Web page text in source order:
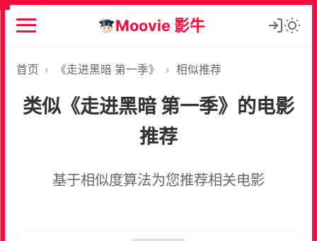
Moovie 影牛
首页 › 《走进黑暗 第一季》 › 相似推荐
类似《走进黑暗 第一季》的电影
推荐
基于相似度算法为您推荐相关电影